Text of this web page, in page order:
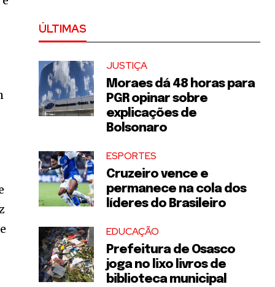
ÚLTIMAS
JUSTIÇA
Moraes dá 48 horas para
PGR opinar sobre
explicações de
Bolsonaro
ESPORTES
Cruzeiro vence e
permanece na cola dos
líderes do Brasileiro
EDUCAÇÃO
Prefeitura de Osasco
joga no lixo livros de
biblioteca municipal